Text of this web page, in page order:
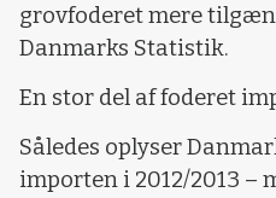
grovfoderet mere
Danmarks Statistik.
En stor del af foderet
Således oplyser
importen i 2012/2013 –